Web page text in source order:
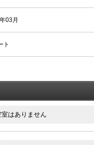
03月
ト
はありません